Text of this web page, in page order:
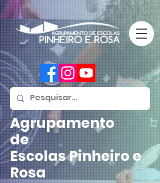
Agrupamento
de
EscolasPinheiro e
Rosa